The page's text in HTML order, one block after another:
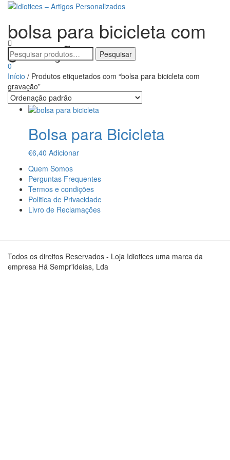
0
bolsa para bicicleta com
gravação
Início / Produtos etiquetados com “bolsa para bicicleta com
gravação”
Bolsa para Bicicleta
€6,40 Adicionar
Quem Somos
Perguntas Frequentes
Termos e condições
Politica de Privacidade
Livro de Reclamações
Todos os direitos Reservados - Loja Idiotices uma marca da
empresa Há Sempr'ideias, Lda